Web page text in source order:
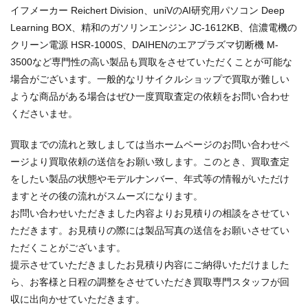
イフメーカー Reichert Division、uniVのAI研究用パソコン Deep
Learning BOX、精和のガソリンエンジン JC-1612KB、信濃電機の
クリーン電源 HSR-1000S、DAIHENのエアプラズマ切断機 M-
3500など専門性の高い製品も買取をさせていただくことが可能な
場合がございます。一般的なリサイクルショップで買取が難しい
ような商品がある場合はぜひ一度買取査定の依頼をお問い合わせ
くださいませ。
買取までの流れと致しましては当ホームページのお問い合わせペ
ージより買取依頼の送信をお願い致します。このとき、買取査定
をしたい製品の状態やモデルナンバー、年式等の情報がいただけ
ますとその後の流れがスムーズになります。
お問い合わせいただきました内容よりお見積りの相談をさせてい
ただきます。お見積りの際には製品写真の送信をお願いさせてい
ただくことがございます。
提示させていただきましたお見積り内容にご納得いただけました
ら、お客様と日程の調整をさせていただき買取専門スタッフが回
収に出向かせていただきます。